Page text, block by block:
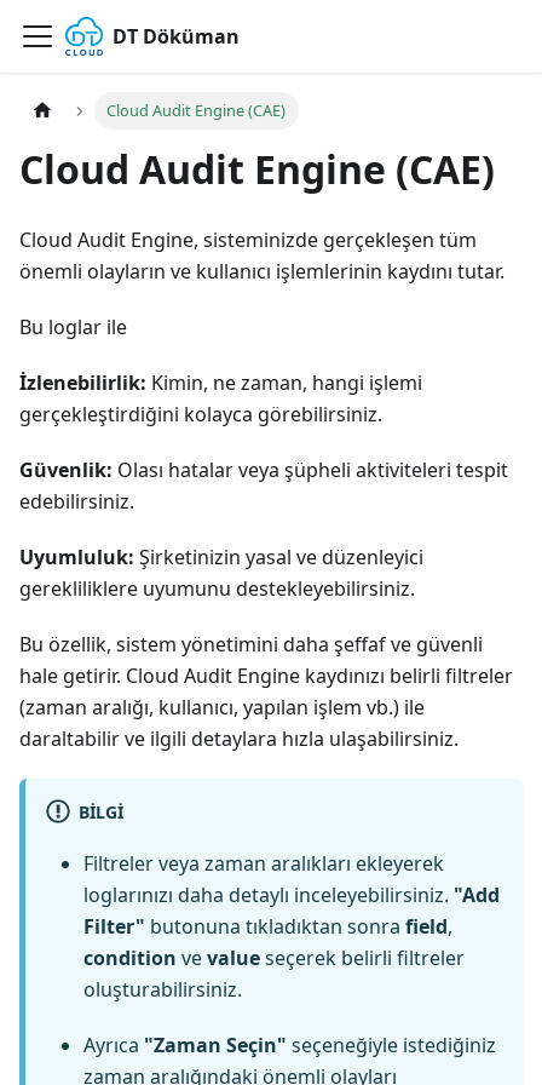
DT Döküman
Cloud Audit Engine (CAE)
Cloud Audit Engine (CAE)
Cloud Audit Engine, sisteminizde gerçekleşen tüm
önemli olayların ve kullanıcı işlemlerinin kaydını tutar.
Bu loglar ile
İzlenebilirlik: Kimin, ne zaman, hangi işlemi
gerçekleştirdiğini kolayca görebilirsiniz.
Güvenlik: Olası hatalar veya şüpheli aktiviteleri tespit
edebilirsiniz.
Uyumluluk: Şirketinizin yasal ve düzenleyici
gerekliliklere uyumunu destekleyebilirsiniz.
Bu özellik, sistem yönetimini daha şeffaf ve güvenli
hale getirir. Cloud Audit Engine kaydınızı belirli filtreler
(zaman aralığı, kullanıcı, yapılan işlem vb.) ile
daraltabilir ve ilgili detaylara hızla ulaşabilirsiniz.
BILGI
Filtreler veya zaman aralıkları ekleyerek
loglarınızı daha detaylı inceleyebilirsiniz. "Add
Filter" butonuna tıkladıktan sonra field,
condition vevalueseçerek belirli filtreler
oluşturabilirsiniz.
Ayrıca "Zaman Seçin" seçeneğiyle istediğiniz
zaman aralığındaki önemli olayları